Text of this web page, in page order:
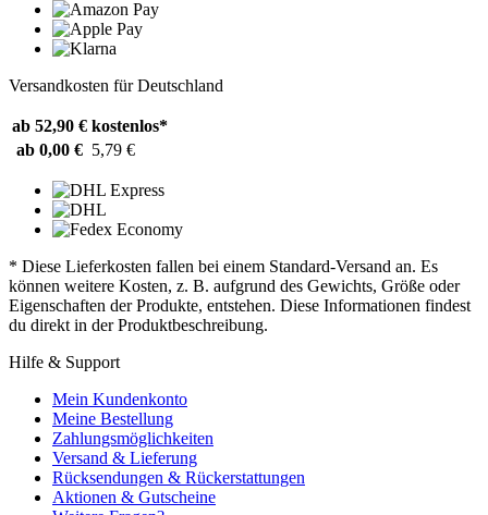
Versandkosten für Deutschland
ab 52,90 € kostenlos*
ab 0,00 € 5,79 €
* Diese Lieferkosten fallen bei einem Standard-Versand an. Es
können weitere Kosten, z. B. aufgrund des Gewichts, Größe oder
Eigenschaften der Produkte, entstehen. Diese Informationen findest
du direkt in der Produktbeschreibung.
Hilfe & Support
Mein Kundenkonto
Meine Bestellung
Zahlungsmöglichkeiten
Versand & Lieferung
Rücksendungen & Rückerstattungen
Aktionen & Gutscheine